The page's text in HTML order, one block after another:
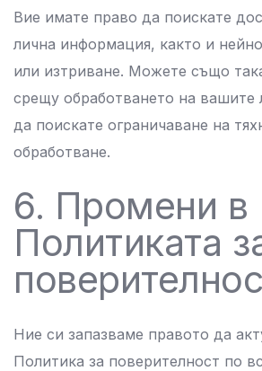
Вие имате право да поискате
лична информация, както и
или изтриване. Можете също
срещу обработването на вашите
да поискате ограничаване на
обработване.
6. Промени в
Политиката
Ние си запазваме правото да
Политика за поверителност по